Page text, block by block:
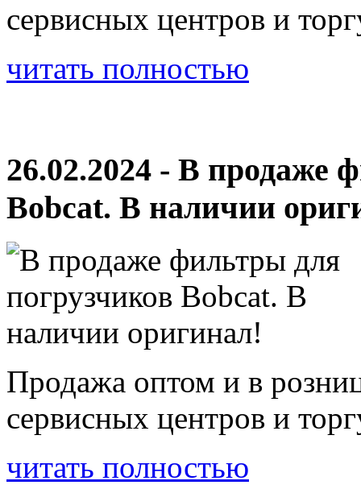
сервисных центров и
читать полностью
26.02.2024 - В продаже
Bobcat. В наличии
Продажа оптом и в
сервисных центров и
читать полностью